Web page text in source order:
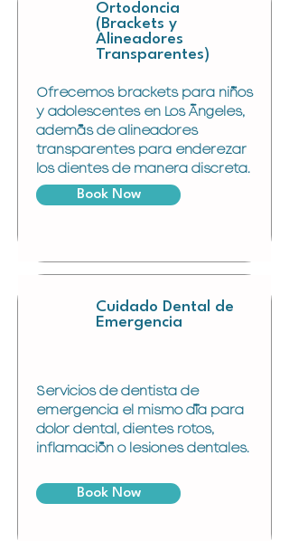
Ortodoncia
(Brackets y
Alineadores
Transparentes)
Ofrecemos brackets para niños
y adolescentes en Los Ángeles,
además de alineadores
transparentes para enderezar
los dientes de manera discreta.
Book Now
Cuidado Dental de
Emergencia
Servicios de dentista de
emergencia el mismo día para
dolor dental, dientes rotos,
inflamación o lesiones dentales.
Book Now